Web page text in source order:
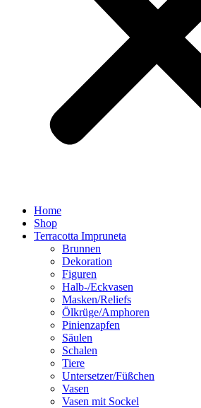
Home
Shop
Terracotta Impruneta
Brunnen
Dekoration
Figuren
Halb-/Eckvasen
Masken/Reliefs
Ölkrüge/Amphoren
Pinienzapfen
Säulen
Schalen
Tiere
Untersetzer/Füßchen
Vasen
Vasen mit Sockel